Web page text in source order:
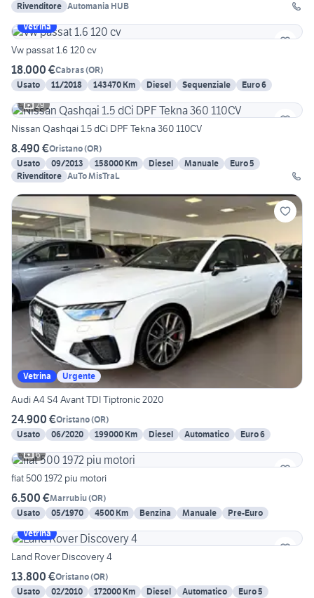
Rivenditore Automania HUB
Vetrina
Vw passat 1.6 120 cv
18.000 €Cabras(OR)
Usato
11/2018 143470 Km Diesel Sequenziale
Euro 6
29
Nissan Qashqai 1.5 dCi DPF Tekna 360 110CV
8.490 €Oristano(OR)
Usato
09/2013 158000 Km Diesel Manuale
Euro 5
Rivenditore AuTo MisTraL
Vetrina Urgente
Audi A4 S4 Avant TDI Tiptronic 2020
24.900 €Oristano(OR)
Usato
06/2020 199000 Km Diesel Automatico
Euro 6
6
fiat 500 1972 piu motori
6.500 €Marrubiu(OR)
Usato
05/1970 4500 Km Benzina Manuale
Pre-Euro
Vetrina
Land Rover Discovery 4
13.800 €Oristano(OR)
Usato
02/2010 172000 Km Diesel Automatico Euro 5